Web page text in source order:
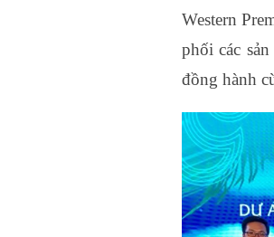
Western
phối các
đồng hành